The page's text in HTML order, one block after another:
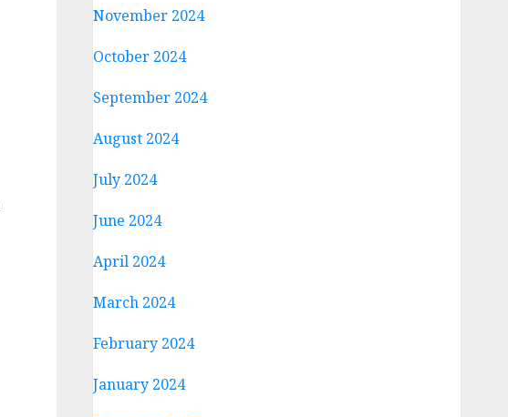
November 2024
October 2024
September 2024
August 2024
July 2024
June 2024
April 2024
March 2024
February 2024
January 2024